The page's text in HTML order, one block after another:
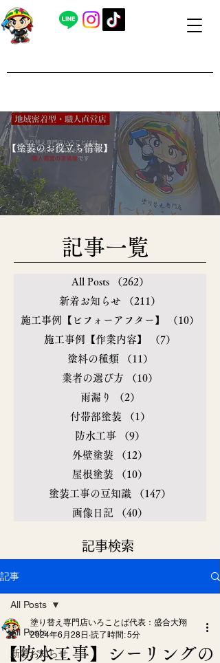
​【塗装のお役立ち情報】
​記事一覧
All Posts （262）
新着お知らせ
（211）
施工事例【ビフォーアフター】
（10）
施工事例【作業内容】
（7）
塗料の種類
（11）
業者の選び方
（10）
雨漏り
（2）
付帯部塗装
（1）
防水工事
（9）
外壁塗装
（12）
屋根塗装
（10）
塗装工事の豆知識
（147）
画像日記
（40）
​記事検索
記事
All Posts
新着お知らせ
All Posts
【防水工事】シーリングの
塗り替え専門店いろことば代表：盛合大翔
2024年6月28日 読了時間: 5分